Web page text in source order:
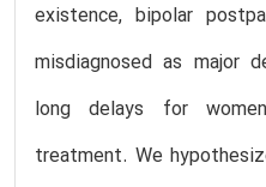
existence, bipolar
misdiagnosed as major
long delays for
treatment. We